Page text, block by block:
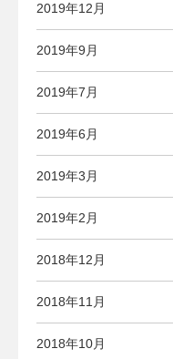
2019年12月
2019年9月
2019年7月
2019年6月
2019年3月
2019年2月
2018年12月
2018年11月
2018年10月